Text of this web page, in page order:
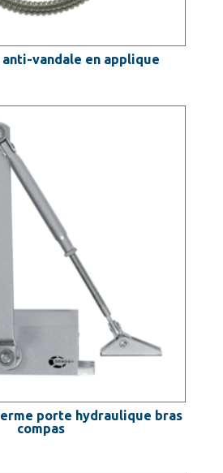
anti-vandale en applique
porte hydraulique bras
compas